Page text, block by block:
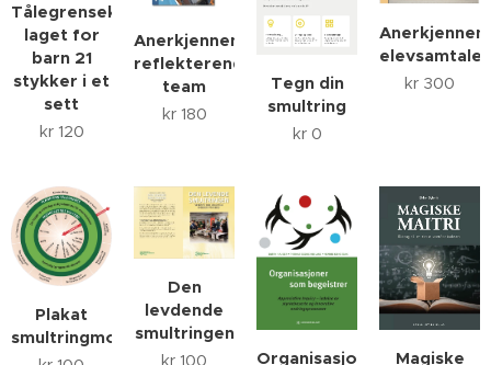
Tålegrensekort
laget for
barn 21
stykker i et
sett
kr 120
Anerkjennende
reflekterende
team
kr 180
Tegn din
smultring
kr 0
elevsamtaler
kr 300
Plakat
smultringmodellen
Den
levdende
smultringen
kr 100
Organisasjoner
Magiske